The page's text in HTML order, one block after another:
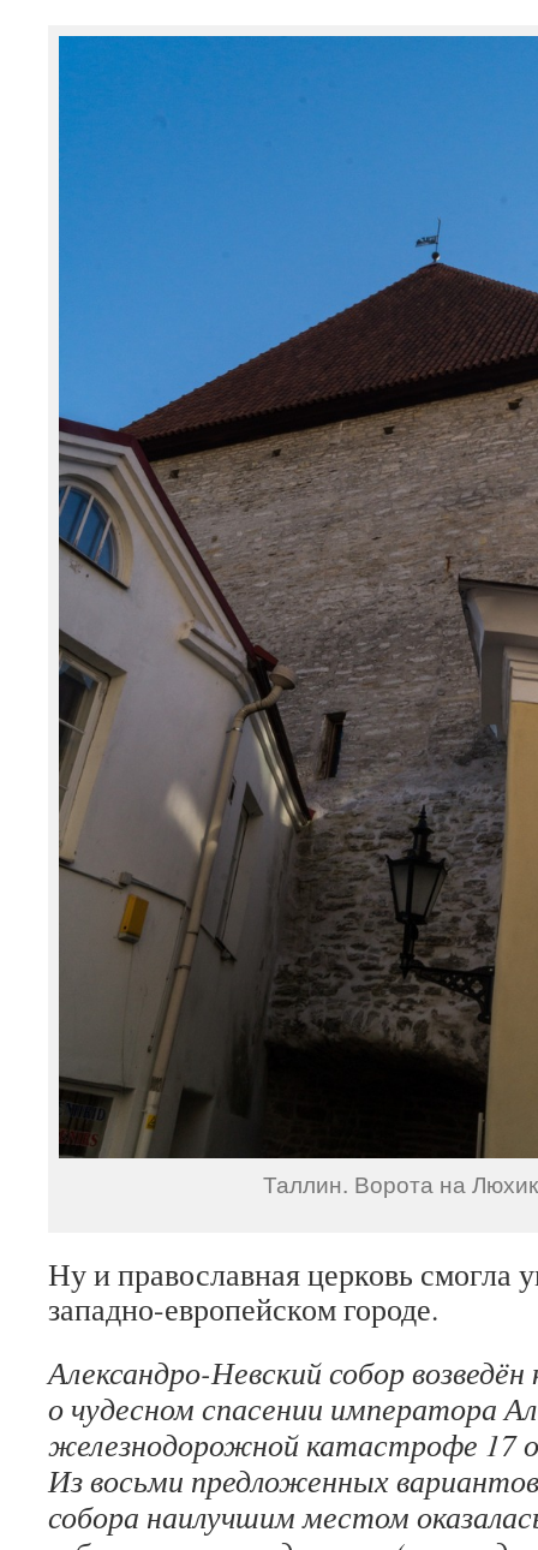
Таллин. Ворота на
Ну и православная церковь смогла
западно-европейском городе.
Александро-Невский собор
о чудесном спасении императора
железнодорожной катастрофе 17
Из восьми предложенных вариантов
собора наилучшим местом